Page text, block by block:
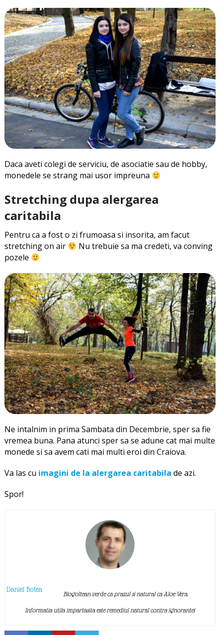
Daca aveti colegi de serviciu, de asociatie sau de hobby,
monedele se strang mai usor impreuna
Stretching dupa alergarea
caritabila
Pentru ca a fost o zi frumoasa si insorita, am facut
stretching on air
Nu trebuie sa ma credeti, va conving
pozele
Ne intalnim in prima Sambata din Decembrie, sper sa fie
vremea buna. Pana atunci sper sa se adune cat mai multe
monede si sa avem cati mai multi eroi din Craiova.
Va las cu imagini de la alergarea caritabila de azi.
Spor!
Daniel Botea
Blogoltean verde ca prazul si natural ca Aloe Vera.
Informatia utila impartasita este remediul natural contra ignorantei